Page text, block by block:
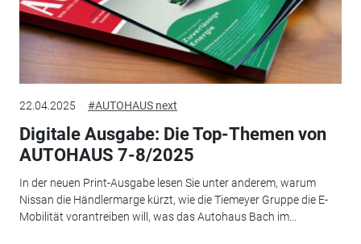
22.04.2025 #AUTOHAUS next
Digitale Ausgabe: Die Top-Themen von
AUTOHAUS 7-8/2025
In der neuen Print-Ausgabe lesen Sie unter anderem, warum
Nissan die Händlermarge kürzt, wie die Tiemeyer Gruppe die E-
Mobilität vorantreiben will, was das Autohaus Bach im...